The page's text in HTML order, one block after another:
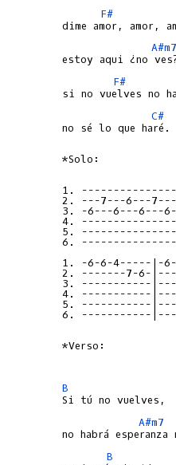
F#
A#m7
F#
C#
no sé lo que haré.
*Solo:
1.
2. ---7---6---7---
3. -6---6---6---
4.
5.
6.
1. -6-6-4-----|-
2. -------7-6-
3. -----------
4. -----------
5. -----------
6. -----------
*Verso:
B
A#m7
B